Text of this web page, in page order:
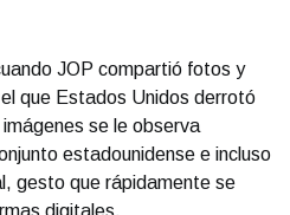
JOP compartió fotos y
que Estados Unidos derrotó
se le observa
estadounidense e incluso
gesto que rápidamente se
digitales.